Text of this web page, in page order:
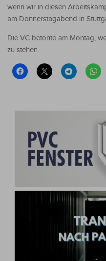
wenn wir in diesen
am Donnerstagabend in
Die VC betonte am Montag,
zu stehen.